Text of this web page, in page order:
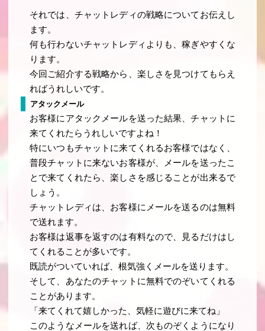
それでは、チャットレディの戦略についてお伝えし
ます。
何も行わないチャットレディよりも、稼ぎやすくな
ります。
今回ご紹介する戦略から、楽しさを見つけてもらえ
ればうれしいです。
アタックメール
お客様にアタックメールを送った結果、チャットに
来てくれたらうれしいですよね！
特にいつもチャットに来てくれるお客様ではなく、
普段チャットに来ないお客様が、メールを送ったこ
とで来てくれたら、楽しさを感じることが出来るで
しょう。
チャットレディは、お客様にメールを送るのは無料
で送れます。
お客様は返事を返すのは有料なので、見るだけはし
てくれることが多いです。
既読がついていれば、根気強くメールを送ります。
そして、あなたのチャットに無料でのぞいてくれる
ことがあります。
「来てくれて嬉しかった、気軽に遊びに来てね」
このようなメールを送れば、次ものぞくようになり